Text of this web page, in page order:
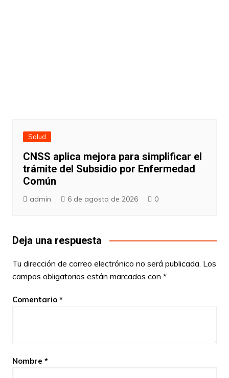
Salud
CNSS aplica mejora para simplificar el
trámite del Subsidio por Enfermedad
Común
admin 6 de agosto de 2026 0
Deja una respuesta
Tu dirección de correo electrónico no será publicada. Los
campos obligatorios están marcados con *
Comentario *
Nombre *